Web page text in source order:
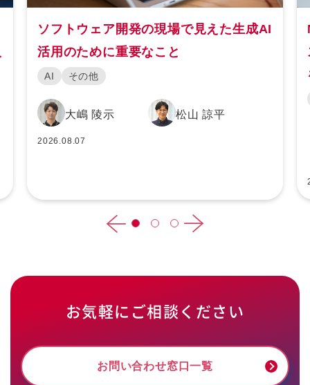
NVIDIA Isaac Sim™とは？ロボティク
ス開発を加速するシミュレーション基盤
を解説
AI
GPUエンジニ
お気軽にご相談ください
お問い合わせ窓口一覧